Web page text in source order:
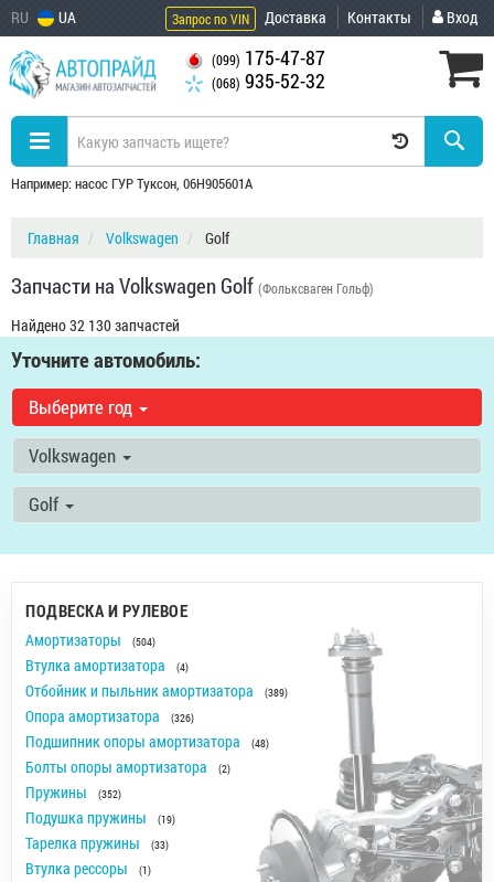
RU UA Запрос по VIN Доставка Контакты Вход
(099) 175-47-87
(068) 935-52-32
Например: насос ГУР Туксон, 06H905601A
Главная Volkswagen Golf
Запчасти на Volkswagen Golf (Фольксваген Гольф)
Найдено 32 130 запчастей
Уточните автомобиль:
Выберите год
Volkswagen
Golf
ПОДВЕСКА И РУЛЕВОЕ
Амортизаторы (504)
Втулка амортизатора (4)
Отбойник и пыльник амортизатора (389)
Опора амортизатора (326)
Подшипник опоры амортизатора (48)
Болты опоры амортизатора (2)
Пружины (352)
Подушка пружины (19)
Тарелка пружины (33)
Втулка рессоры (1)